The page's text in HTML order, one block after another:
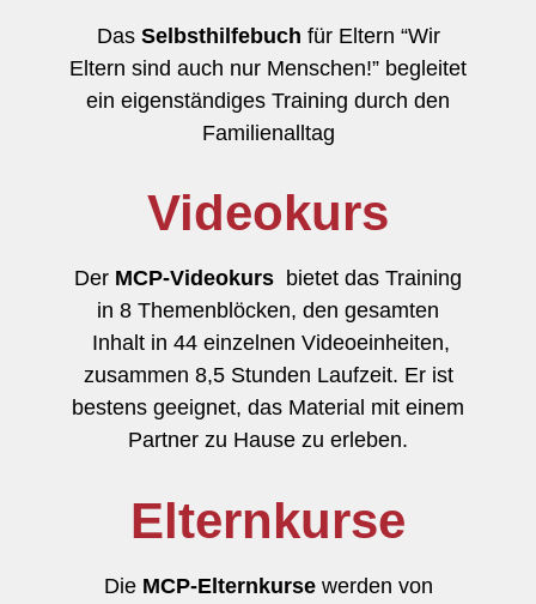
Das Selbsthilfebuch für Eltern “Wir
Eltern sind auch nur Menschen!” begleitet
ein eigenständiges Training durch den
Familienalltag
Videokurs
Der MCP-Videokurs bietet das Training
in 8 Themenblöcken, den gesamten
Inhalt in 44 einzelnen Videoeinheiten,
zusammen 8,5 Stunden Laufzeit. Er ist
bestens geeignet, das Material mit einem
Partner zu Hause zu erleben.
Elternkurse
Die MCP-Elternkurse werden von